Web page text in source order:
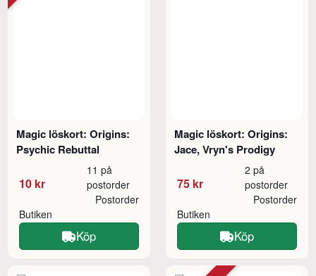
Magic löskort: Origins:
Psychic Rebuttal
10 kr
11 på
postorder
Butiken
Postorder
Köp
Magic löskort: Origins:
Jace, Vryn's Prodigy
75 kr
2 på
postorder
Butiken
Postorder
Köp